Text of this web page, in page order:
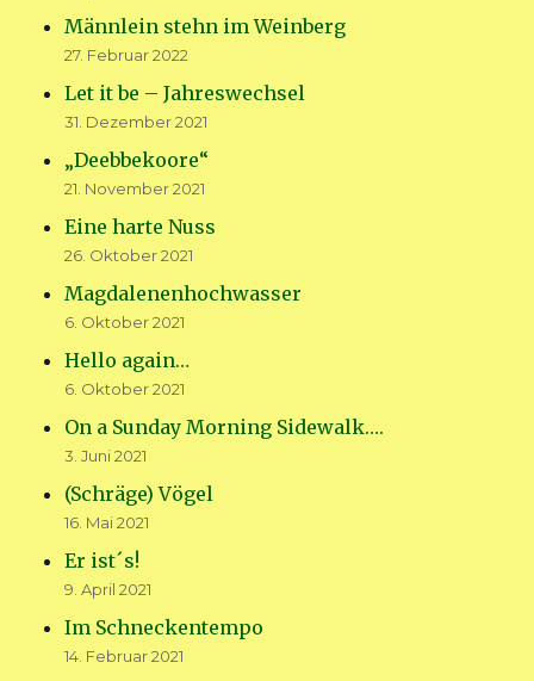
Männlein stehn im Weinberg
27. Februar 2022
Let it be – Jahreswechsel
31. Dezember 2021
„Deebbekoore“
21. November 2021
Eine harte Nuss
26. Oktober 2021
Magdalenenhochwasser
6. Oktober 2021
Hello again…
6. Oktober 2021
On a Sunday Morning Sidewalk….
3. Juni 2021
(Schräge) Vögel
16. Mai 2021
Er ist´s!
9. April 2021
Im Schneckentempo
14. Februar 2021